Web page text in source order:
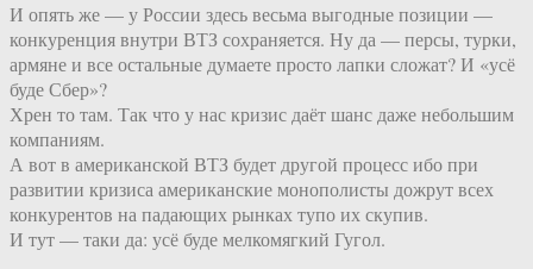
И опять же — у России здесь весьма выгодные позиции —
конкуренция внутри ВТЗ сохраняется. Ну да — персы, турки,
армяне и все остальные думаете просто лапки сложат? И «усё
буде Сбер»?
Хрен то там. Так что у нас кризис даёт шанс даже небольшим
компаниям.
А вот в американской ВТЗ будет другой процесс ибо при
развитии кризиса американские монополисты дожрут всех
конкурентов на падающих рынках тупо их скупив.
И тут — таки да: усё буде мелкомягкий Гугол.